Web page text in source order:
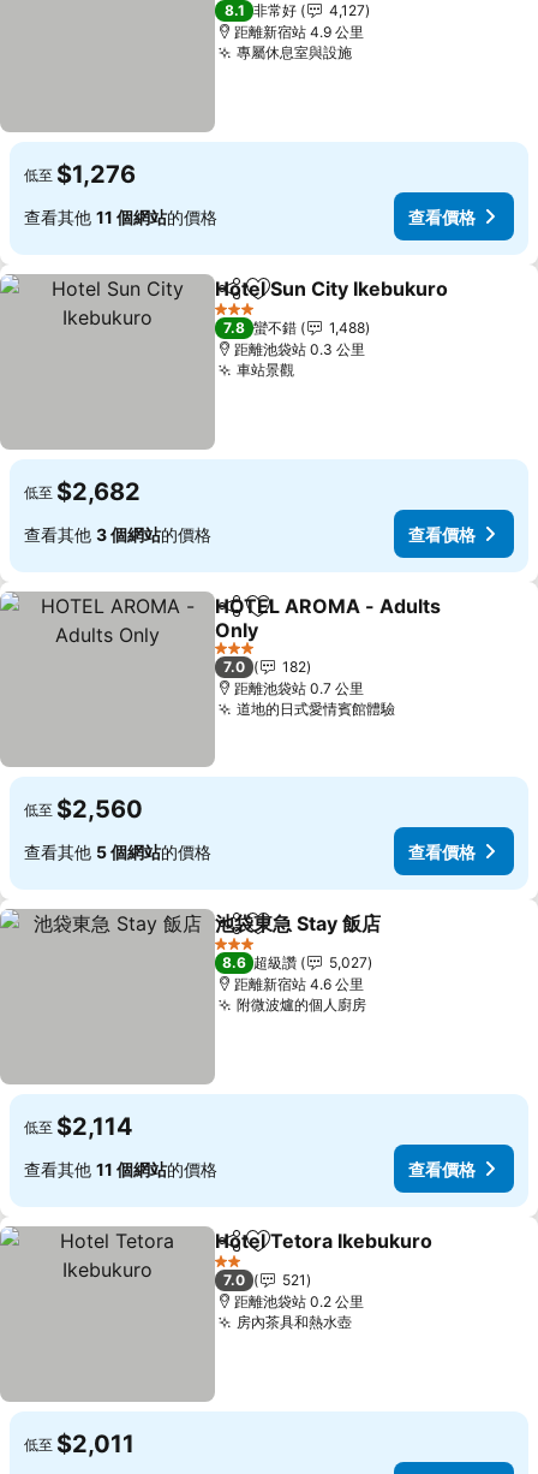
8.1 非常好
4,127
距離新宿站 4.9 公里
專屬休息室與設施查看價格
低至 $1,276
查看其他 11 個網站的價格 查看價格
分享 加入我的最愛
Hotel Sun City Ikebukuro
3 星級
7.8 蠻不錯
1,488
距離池袋站 0.3 公里
車站景觀查看價格
低至 $2,682
查看其他 3 個網站的價格 查看價格
分享 加入我的最愛
HOTEL AROMA - Adults
Only
查看價格
3 星級
7.0
182
距離池袋站 0.7 公里
道地的日式愛情賓館體驗查看價格
低至 $2,560
查看其他 5 個網站的價格 查看價格
分享 加入我的最愛
池袋東急 Stay 飯店
3 星級
8.6 超級讚
5,027
距離新宿站 4.6 公里
附微波爐的個人廚房查看價格
低至 $2,114
查看其他 11 個網站的價格 查看價格
分享 加入我的最愛
Hotel Tetora Ikebukuro
2 星級
7.0
521
距離池袋站 0.2 公里
房內茶具和熱水壺查看價格
低至 $2,011